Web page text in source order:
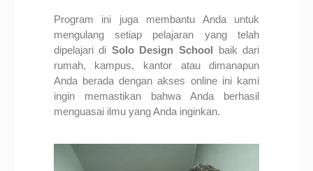
Program ini juga membantu Anda untuk
mengulang setiap pelajaran yang telah
dipelajari di Solo Design School baik dari
rumah, kampus, kantor atau dimanapun
Anda berada dengan akses online ini kami
ingin memastikan bahwa Anda berhasil
menguasai ilmu yang Anda inginkan.